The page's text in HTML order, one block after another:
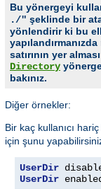
Bu yönergeyi
./" şeklinde bir
yönlendirir ki bu
satırının yer
Directory
bakınız.
Diğer örnekler:
Bir kaç kullanıcı
için şunu
UserDir
UserDir